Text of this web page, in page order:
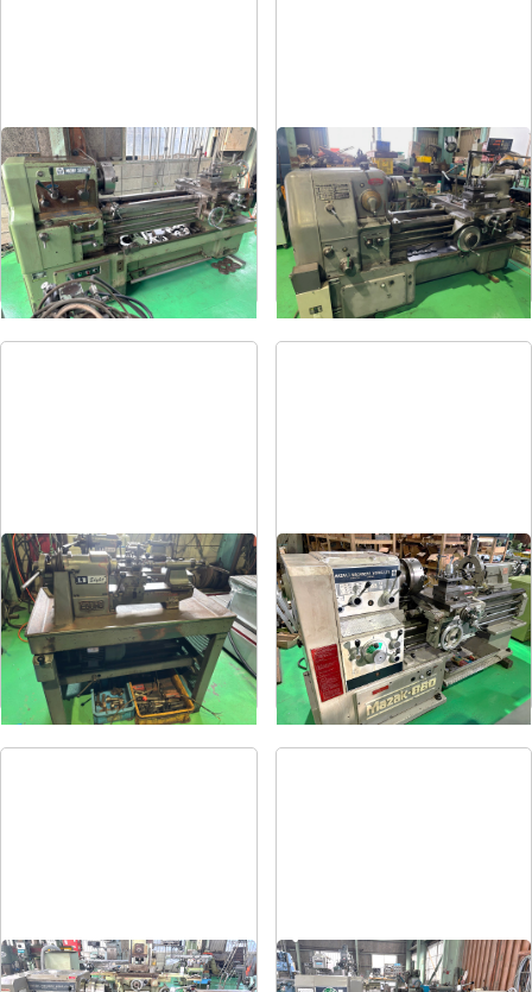
8尺旋盤
メーカー 森精機
形 式MS-1250
年 式-
6尺旋盤
メーカー オークマ
形 式LS-800
年 式1986
卓上旋盤
メーカー エグロ
形 式LB8-4B
式1973
6尺旋盤
メーカー マザック
形 式MK-860S
年 式1989
6尺旋盤 7尺旋盤